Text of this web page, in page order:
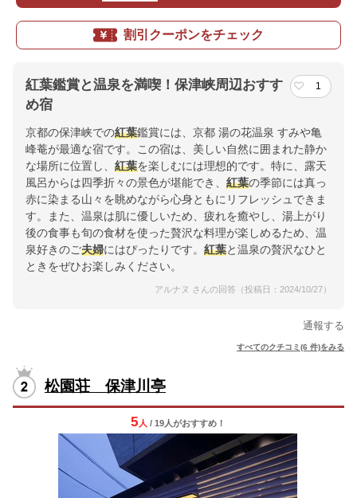
割引クーポンをチェック
紅葉鑑賞と温泉を満喫！保津峡周辺おすす
め宿
1
京都の保津峡での紅葉鑑賞には、京都 湯の花温泉 すみや亀
峰菴が最適な宿です。この宿は、美しい自然に囲まれた静か
な場所に位置し、 紅葉を楽しむには理想的です。特に、露天
風呂からは四季折々の景色が堪能でき、 紅葉の季節には真っ
赤に染まる山々を眺めながら心身ともにリフレッシュできま
す。また、温泉は肌に優しいため、疲れを癒やし、湯上がり
後の食事も旬の食材を使った贅沢な料理が楽しめるため、温
泉好きのご夫婦にはぴったりです。 紅葉と温泉の贅沢なひと
ときをぜひお楽しみください。
アルナヌ さんの回答（投稿日：2024/10/27）
通報する
すべてのクチコミ(6 件)をみる
松園荘 保津川亭
5 人 / 19人がおすすめ！